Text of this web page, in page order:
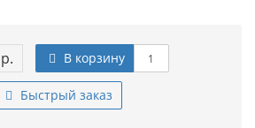
В корзину
Быстрый заказ